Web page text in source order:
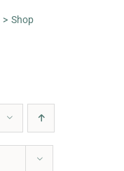
Shop